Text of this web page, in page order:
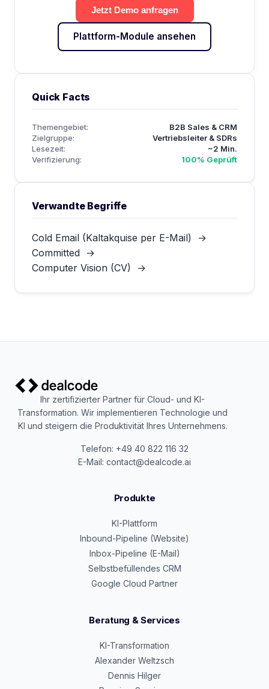
Jetzt Demo anfragen
Plattform-Module ansehen
Quick Facts
Themengebiet:
B2B Sales & CRM
Zielgruppe:
Vertriebsleiter & SDRs
Lesezeit:
~2 Min.
Verifizierung:
100% Geprüft
Verwandte Begriffe
Cold Email (Kaltakquise per E-Mail)
→
Committed →
Computer Vision (CV)
→
Ihr zertifizierter Partner für Cloud- und KI-
Transformation. Wir implementieren Technologie und
KI und steigern die Produktivität Ihres Unternehmens.
Telefon: +49 40 822 116 32
E-Mail: contact@dealcode.ai
Produkte
KI-Plattform
Inbound-Pipeline (Website)
Inbox-Pipeline (E-Mail)
Selbstbefüllendes CRM
Google Cloud Partner
Beratung & Services
KI-Transformation
Alexander Weltzsch
Dennis Hilger